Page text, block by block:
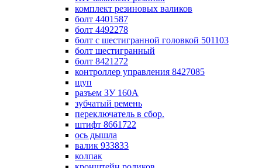
комплект резиновых валиков
болт 4401587
болт 4492278
болт с шестигранной головкой 501103
болт шестигранный
болт 8421272
контроллер управления 8427085
щуп
разъем ЗУ 160А
зубчатый ремень
переключатель в сбор.
штифт 8661722
ось дышла
валик 933833
колпак